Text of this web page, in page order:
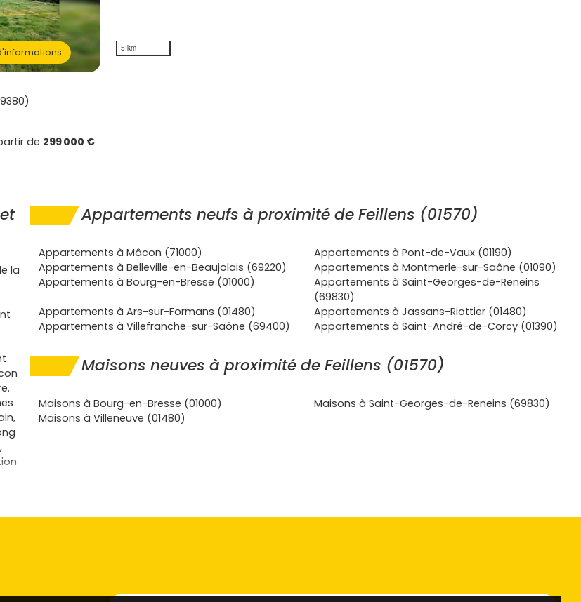
de 299 000 €
5 km
la
Appartements neufs à proximité de Feillens (01570)
Appartements à Mâcon (71000)
Appartements à Pont-de-Vaux (01190)
Appartements à Belleville-en-Beaujolais (69220)
Appartements à Montmerle-sur-Saône (01090)
Appartements à Bourg-en-Bresse (01000)
Appartements à Saint-Georges-de-Reneins
(69830)
Appartements à Ars-sur-Formans (01480)
Appartements à Jassans-Riottier (01480)
Appartements à Villefranche-sur-Saône (69400)
Appartements à Saint-André-de-Corcy (01390)
Maisons neuves à proximité de Feillens (01570)
Maisons à Bourg-en-Bresse (01000)
Maisons à Saint-Georges-de-Reneins (69830)
Maisons à Villeneuve (01480)